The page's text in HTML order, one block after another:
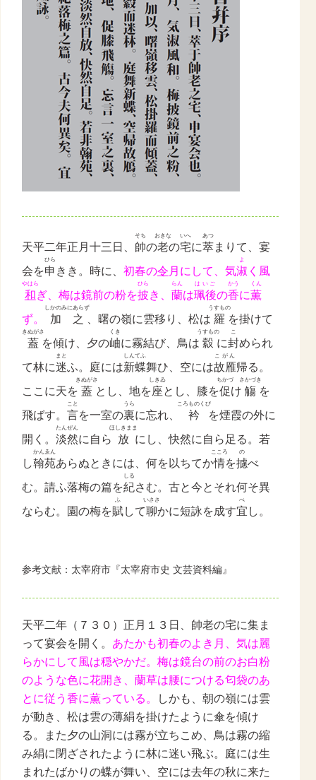
天平二年正月十三日、 帥
そち
の老
おきな
の宅
いへ
に萃
あつ
まりて、宴
会を申
ひら
きき。時に、 初春の令月にして、気淑
よ
く風
和
やはら
ぎ、梅は鏡前の粉を披
ひら
き、 蘭
らん
は珮後
はいご
の香
かう
に薫
くん
ず。 加之
しかのみにあらず
、曙の嶺に雲移り、松は 羅
うすもの
を掛けて
蓋
きぬがさ
を傾け、夕の岫
くき
に霧結び、鳥は 縠
うすもの
に封
こ
められ
て林に迷
まと
ふ。庭には新蝶
しんてふ
舞ひ、空には故雁
こがん
帰る。
ここに天を 蓋
きぬがさ
とし、 地を座
しきゐ
と し、膝を促
ちかづ
け 觴
さかづき
を
飛ばす。 言
こと
を一室の裏
うら
に忘れ、 衿
ころものくび
を煙霞の外に
開く。 淡然
たんぜん
に自ら 放
ほしきまま
にし、快然に自ら足る。若
し翰苑
かんゑん
あらぬときには、何を以ちてか情
こころ
を攄
の
べ
む。請ふ落梅の篇を紀
しる
さむ。 古と今とそれ何そ異
ならむ。園の梅を賦
ふ
して聊
いささ
かに短詠を成す宜
べ
し。
参考文献：太宰府市『太宰府市史 文芸資料編』
天平二年（７３０）正月１３日、帥老の宅に集ま
って宴会を開く。 あたかも初春のよき月、気は麗
らかにして風は穏やかだ。梅は鏡台の前のお白粉
のような色に花開き、蘭草は腰につける匂袋のあ
とに従う香に薫っている。
しかも、朝の嶺には雲
が動き、松は雲の薄絹を掛けたように傘を傾け
る。また夕の山洞には霧が立ちこめ、鳥は霧の縮
み絹に閉ざされたように林に迷い飛ぶ。 庭には生
まれたばかりの蝶が舞い、 空には去年の秋に来た